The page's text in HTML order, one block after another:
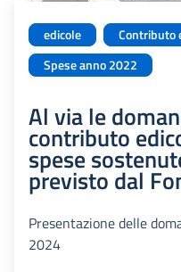
edicole
Contributo
Spese anno 2022
Al via le
contributo
spese
previsto dal
Presentazione delle
2024